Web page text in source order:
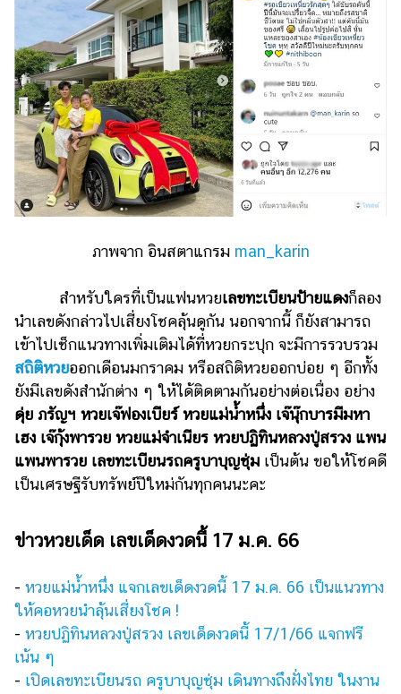
ตกแต่ง
มือ
ถือ
ราคา
ทอง
ราคา
น้ำมัน
วา
แต่งงาน
แม่
และ
เด็ก
สัตว์
เลี้ยง
Infographic
แอปฯ
คอร์ส
ออนไลน์
เรียน
เลข
ภาพจาก อินสตาแกรม man_karin
สำหรับใครที่เป็นแฟนหวยเลขทะเบียนป้ายแดงก็ลอง
นำเลขดังกล่าวไปเสี่ยงโชคลุ้นดูกัน นอกจากนี้ ก็ยังสามารถ
เข้าไปเช็กแนวทางเพิ่มเติมได้ที่หวยกระปุก จะมีการรวบรวม
สถิติหวยออกเดือนมกราคม หรือสถิติหวยออกบ่อย ๆ อีกทั้ง
ยังมีเลขดังสำนักต่าง ๆ ให้ได้ติดตามกันอย่างต่อเนื่อง อย่าง
ดุ่ย ภรัญฯ หวยเจ๊ฟองเบียร์ หวยแม่น้ำหนึ่ง เจ๊นุ๊กบารมีมหา
เฮง เจ๊กุ้งพารวย หวยแม่จำเนียร หวยปฏิทินหลวงปู่สรวง แพน
แพนพารวย เลขทะเบียนรถครูบาบุญชุ่ม เป็นต้น ขอให้โชคดี
เป็นเศรษฐีรับทรัพย์ปีใหม่กันทุกคนนะคะ
ข่าวหวยเด็ด เลขเด็ดงวดนี้ 17 ม.ค. 66
- หวยแม่น้ำหนึ่ง แจกเลขเด็ดงวดนี้ 17 ม.ค. 66 เป็นแนวทาง
ให้คอหวยนำลุ้นเสี่ยงโชค !
- หวยปฏิทินหลวงปู่สรวง เลขเด็ดงวดนี้ 17/1/66 แจกฟรี
เน้น ๆ
- เปิดเลขทะเบียนรถ ครูบาบุญชุ่ม เดินทางถึงฝั่งไทย ในงาน